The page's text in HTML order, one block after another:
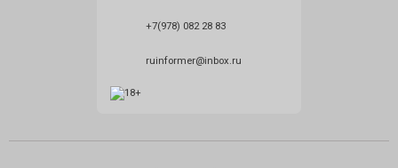
+7(978) 082 28 83
ruinformer@inbox.ru